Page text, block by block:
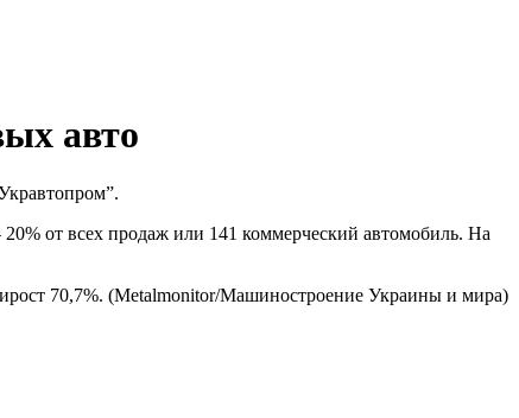
авто
от всех продаж или 141 коммерческий автомобиль. На
70,7%. (Metalmonitor/Машиностроение Украины и мира)